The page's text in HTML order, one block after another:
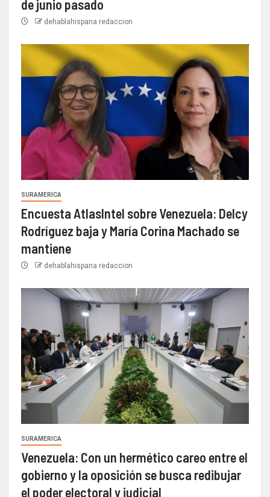
de junio pasado
dehablahispana redaccion
SURAMERICA
Encuesta AtlasIntel sobre Venezuela: Delcy
Rodríguez baja y María Corina Machado se
mantiene
dehablahispana redaccion
SURAMERICA
Venezuela: Con un hermético careo entre el
gobierno y la oposición se busca redibujar
el poder electoral y judicial